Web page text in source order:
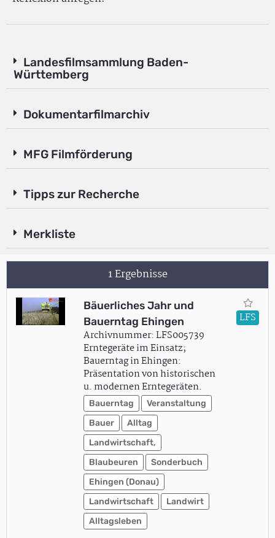
Landesfilmsammlung Baden-
Württemberg
Dokumentarfilmarchiv
MFG Filmförderung
Tipps zur Recherche
Merkliste
1 Ergebnisse
Bäuerliches Jahr und
Bauerntag Ehingen
Archivnummer: LFS005739
Erntegeräte im Einsatz;
Bauerntag in Ehingen:
Präsentation von historischen
u. modernen Erntegeräten.
Bauerntag
Veranstaltung
Bauer
Alltag
Landwirtschaft,
Blaubeuren
Sonderbuch
Ehingen (Donau)
Landwirtschaft
Landwirt
Alltagsleben
LFS